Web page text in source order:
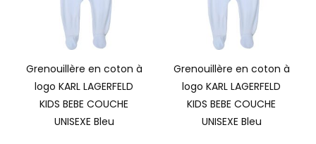
Grenouillère en coton à
logo KARL LAGERFELD
KIDS BEBE COUCHE
UNISEXE Bleu
Grenouillère en coton à
logo KARL LAGERFELD
KIDS BEBE COUCHE
UNISEXE Bleu